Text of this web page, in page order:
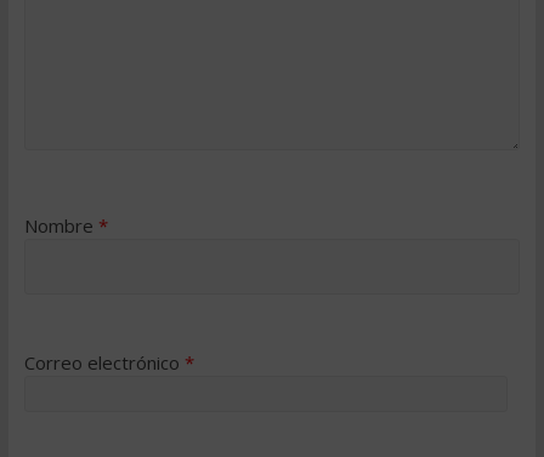
Nombre *
Correo electrónico *